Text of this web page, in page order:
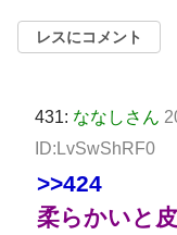
レスにコメント
431: ななしさん
ID:LvSwShRF0
>>424
柔らかいと